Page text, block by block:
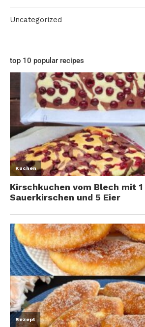
Uncategorized
top 10 popular recipes